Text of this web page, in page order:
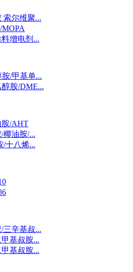
索尔维聚...
增电剂...
/甲基单...
胺/DME...
胺/AHT
椰油胺/...
/十八烯...
三辛基叔...
基叔胺...
基叔胺...